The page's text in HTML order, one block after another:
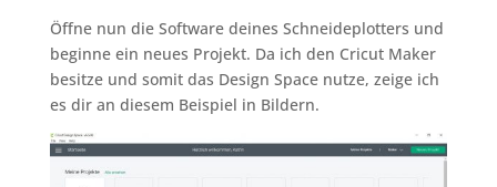
Öffne nun die Software deines Schneideplotters und
beginne ein neues Projekt. Da ich den Cricut Maker
besitze und somit das Design Space nutze, zeige ich
es dir an diesem Beispiel in Bildern.